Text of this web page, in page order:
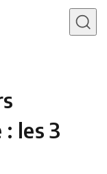
les 3